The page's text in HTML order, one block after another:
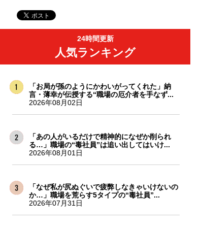
24時間更新
人気ランキング
「お局が孫のようにかわいがってくれた」納
言・薄幸が伝授する“職場の厄介者を手なず...
2026年08月02日
「あの人がいるだけで精神的になぜか削られ
る…」職場の“毒社員”は追い出してはいけ...
2026年08月01日
「なぜ私が尻ぬぐいで疲弊しなきゃいけないの
か…」職場を荒らす5タイプの“毒社員”...
2026年07月31日